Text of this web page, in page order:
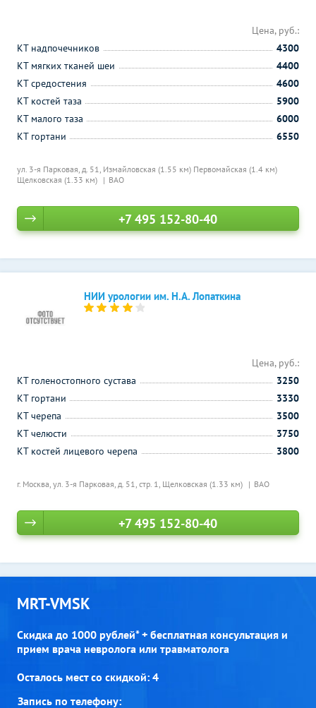
ул. 3-я Парковая, д. 51, Измайловская (1.55 км) Первомайская (1.4 км)
Щелковская (1.33 км)
ВАО
Цена, руб.:
КТ надпочечников
4300
КТ мягких тканей шеи
4400
КТ средостения
4600
КТ костей таза
5900
КТ малого таза
6000
КТ гортани
6550
+7 495 152-80-40
НИИ урологии им. Н.А. Лопаткина
г. Москва, ул. 3-я Парковая, д. 51, стр. 1, Щелковская (1.33 км) ВАО
Цена, руб.:
КТ голеностопного сустава
3250
КТ гортани
3330
КТ черепа
3500
КТ челюсти
3750
КТ костей лицевого черепа
3800
+7 495 152-80-40
MRT-VMSK
Скидка до 1000 рублей* + бесплатная консультация и
прием врача невролога или травматолога
Осталось мест со скидкой: 4